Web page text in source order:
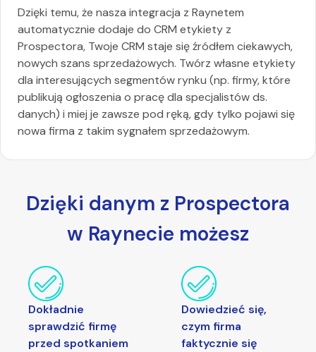
Dzięki temu, że nasza integracja z Raynetem
automatycznie dodaje do CRM etykiety z
Prospectora, Twoje CRM staje się źródłem ciekawych,
nowych szans sprzedażowych. Twórz własne etykiety
dla interesujących segmentów rynku (np. firmy, które
publikują ogłoszenia o pracę dla specjalistów ds.
danych) i miej je zawsze pod ręką, gdy tylko pojawi się
nowa firma z takim sygnałem sprzedażowym.
Dzięki danym z Prospectora
w Raynecie możesz
Dokładnie
sprawdzić firmę
przed spotkaniem
Dowiedzieć się,
czym firma
faktycznie się